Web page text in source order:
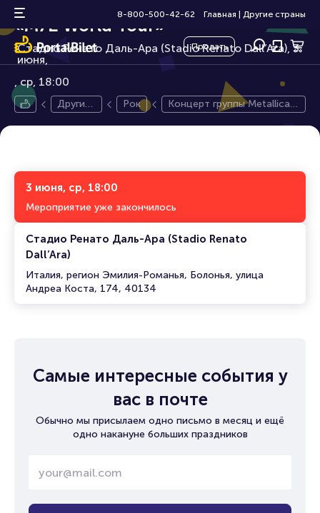
8-800-500-42-62 Главная Другие страны
Продать
Концерт группы Metallica
«M72 World Tour»
Стадио Ренато Даль-Ара (Stadio Renato Dall’Ara), 3
июня,
16+
ср, 18:00
Другие
Рок
Концерт группы Metallica
3 июня, ср, 18:00
Мероприятие уже закончилось
Стадио Ренато Даль-Ара (Stadio Renato
Dall’Ara)
Италия, регион Эмилия-Романья, Болонья, улица
Андреа Коста, 174, 40134
Самые интересные события у
вас в почте
Обычно мы присылаем одно письмо в месяц и ещё
одно накануне больших праздников